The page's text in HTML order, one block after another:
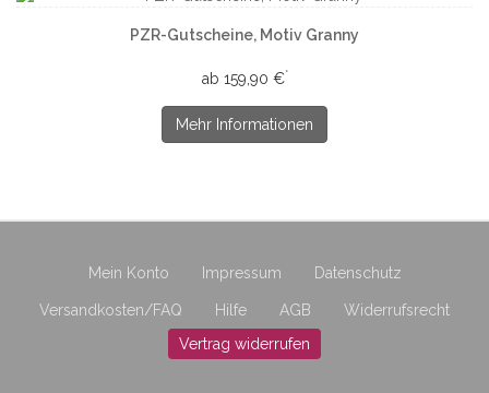
PZR-Gutscheine, Motiv Granny
ab 159,90 €*
Mehr Informationen
Mein Konto Impressum Datenschutz
Versandkosten/FAQ Hilfe AGB
Widerrufsrecht
Vertrag widerrufen